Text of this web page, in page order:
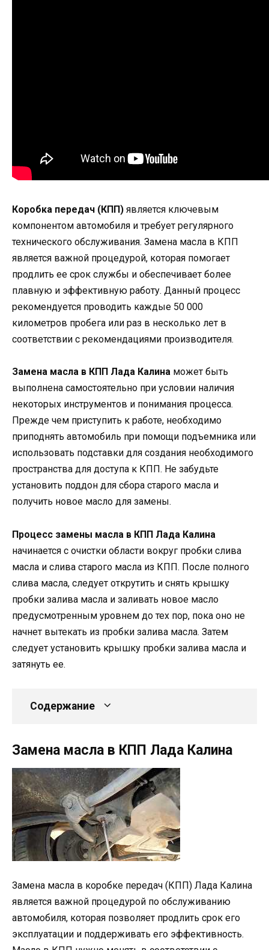
Коробка передач (КПП) является ключевым
компонентом автомобиля и требует регулярного
технического обслуживания. Замена масла в КПП
является важной процедурой, которая помогает
продлить ее срок службы и обеспечивает более
плавную и эффективную работу. Данный процесс
рекомендуется проводить каждые 50 000
километров пробега или раз в несколько лет в
соответствии с рекомендациями производителя.
Замена масла в КПП Лада Калина может быть
выполнена самостоятельно при условии наличия
некоторых инструментов и понимания процесса.
Прежде чем приступить к работе, необходимо
приподнять автомобиль при помощи подъемника или
использовать подставки для создания необходимого
пространства для доступа к КПП. Не забудьте
установить поддон для сбора старого масла и
получить новое масло для замены.
Процесс замены масла в КПП Лада Калина
начинается с очистки области вокруг пробки слива
масла и слива старого масла из КПП. После полного
слива масла, следует открутить и снять крышку
пробки залива масла и заливать новое масло
предусмотренным уровнем до тех пор, пока оно не
начнет вытекать из пробки залива масла. Затем
следует установить крышку пробки залива масла и
затянуть ее.
Содержание
Замена масла в КПП Лада Калина
Замена масла в коробке передач (КПП) Лада Калина
является важной процедурой по обслуживанию
автомобиля, которая позволяет продлить срок его
эксплуатации и поддерживать его эффективность.